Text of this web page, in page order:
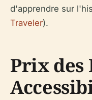
d'apprendre sur
Traveler).
Prix des